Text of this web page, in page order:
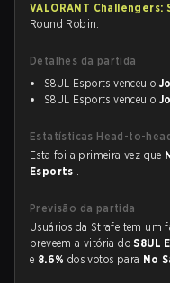
VALORANT Challengers:
Round Robin.
Detalhes da partida
S8UL Esports venceu o
S8UL Esports venceu o
Estatísticas Head-to-
Esta foi a primeira vez que
Esports .
Previsão da partida
Usuários da Strafe tem um
preveem a vitória doS8UL
e 8.6% dos votos para No